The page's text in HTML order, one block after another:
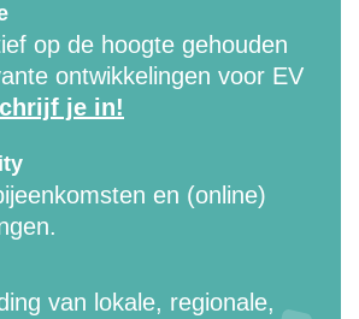
op de hoogte gehouden
ontwikkelingen voor EV
je in!
en (online)
van lokale, regionale,